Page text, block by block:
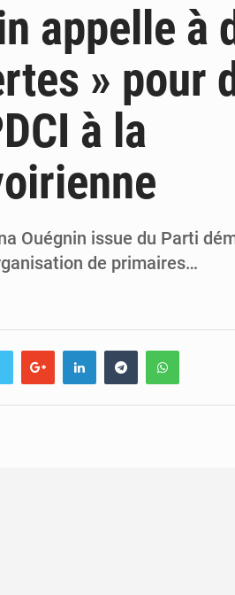
la Grande foire agricole pour renforcer la
: Brazzaville et Kinshasa renforcent leur
dote d’un programme national pour valoriser les
appelle à
» pour
à la
Ouégnin issue du Parti
de primaires…